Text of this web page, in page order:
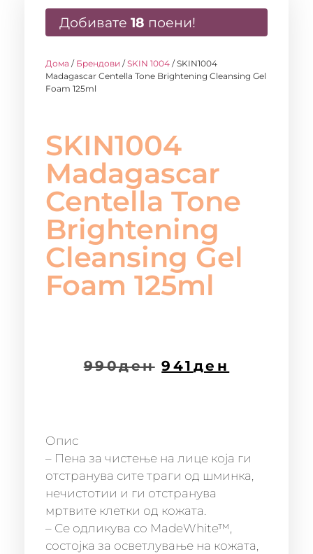
Добивате 18 поени!
Дома / Брендови /SKIN 1004 / SKIN1004
Madagascar Centella Tone Brightening Cleansing Gel
Foam 125ml
SKIN1004
Madagascar
Centella Tone
Brightening
Cleansing Gel
Foam 125ml
990ден 941 ден
Опис
– Пена за чистење на лице која ги
отстранува сите траги од шминка,
нечистотии и ги отстранува
мртвите клетки од кожата.
– Се одликува со MadeWhite™,
состојка за осветлување на кожата,